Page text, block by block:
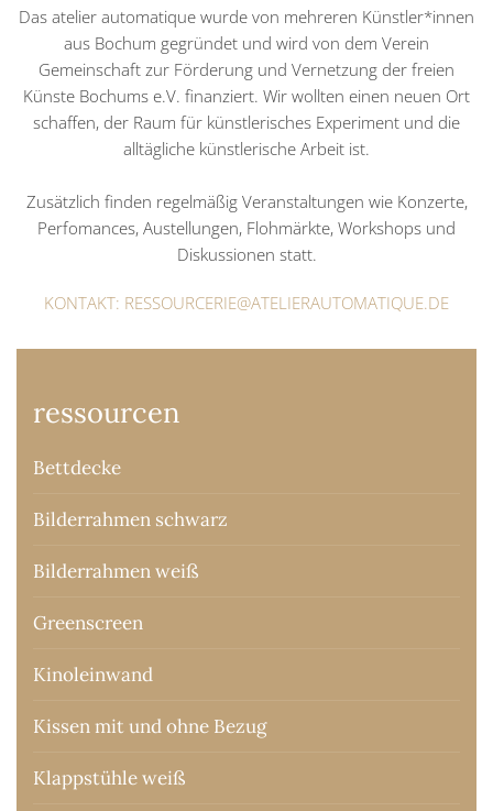
Das atelier automatique wurde von mehreren Künstler*innen
aus Bochum gegründet und wird von dem Verein
Gemeinschaft zur Förderung und Vernetzung der freien
Künste Bochums e.V. finanziert. Wir wollten einen neuen Ort
schaffen, der Raum für künstlerisches Experiment und die
alltägliche künstlerische Arbeit ist.
Zusätzlich finden regelmäßig Veranstaltungen wie Konzerte,
Perfomances, Austellungen, Flohmärkte, Workshops und
Diskussionen statt.
KONTAKT: RESSOURCERIE@ATELIERAUTOMATIQUE.DE
ressourcen
Bettdecke
Bilderrahmen schwarz
Bilderrahmen weiß
Greenscreen
Kinoleinwand
Kissen mit und ohne Bezug
Klappstühle weiß